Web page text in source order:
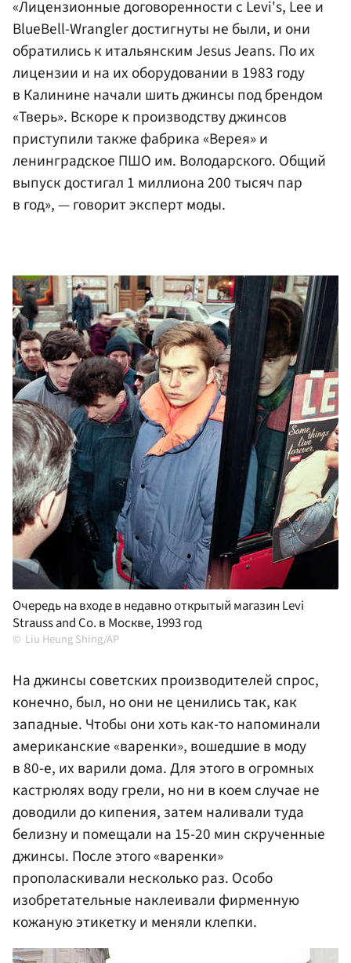
«Лицензионные договоренности с Levi's, Lee и
BlueBell-Wrangler достигнуты не были, и они
обратились к итальянским Jesus Jeans. По их
лицензии и на их оборудовании в 1983 году
в Калинине начали шить джинсы под брендом
«Тверь». Вскоре к производству джинсов
приступили также фабрика «Верея» и
ленинградское ПШО им. Володарского. Общий
выпуск достигал 1 миллиона 200 тысяч пар
в год», — говорит эксперт моды.
Очередь на входе в недавно открытый магазин Levi
Strauss and Co. в Москве, 1993 год
Liu Heung Shing/AP
На джинсы советских производителей спрос,
конечно, был, но они не ценились так, как
западные. Чтобы они хоть как-то напоминали
американские «варенки», вошедшие в моду
в 80-е, их варили дома. Для этого в огромных
кастрюлях воду грели, но ни в коем случае не
доводили до кипения, затем наливали туда
белизну и помещали на 15-20 мин скрученные
джинсы. После этого «варенки»
прополаскивали несколько раз. Особо
изобретательные наклеивали фирменную
кожаную этикетку и меняли клепки.